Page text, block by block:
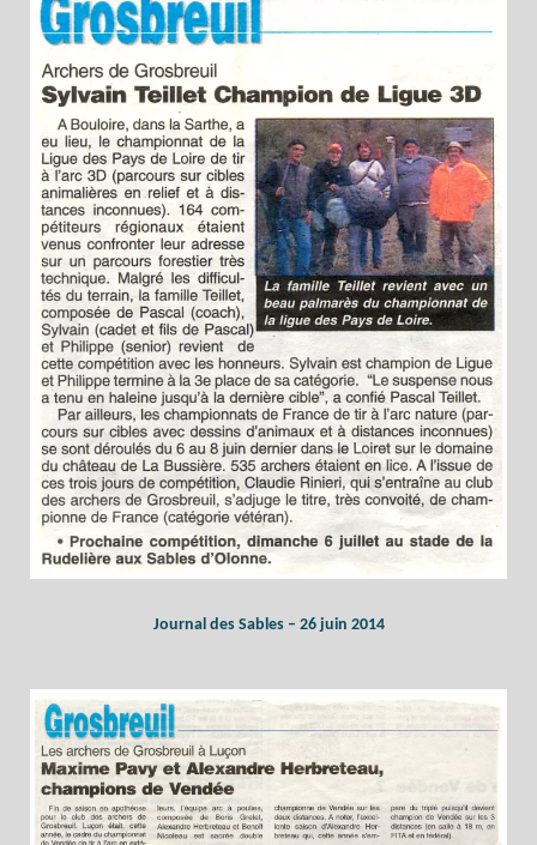
Journal des Sables – 26 juin 2014